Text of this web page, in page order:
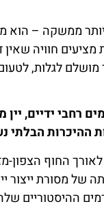
ממשקה – הוא
מציעים חוויה
לגלות,
רחבי ידיים,
ההיכרות
החוף
של מסורת
ההיסטוריים